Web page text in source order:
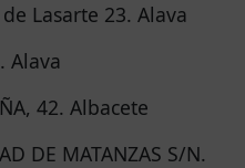
Lasarte 23. Alava
Alava
42. Albacete
DE MATANZAS S/N.